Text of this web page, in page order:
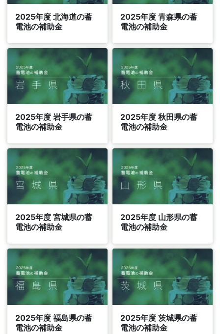
2025年度 北海道の蓄
電池の補助金
2025年度 青森県の蓄
電池の補助金
2025年度 岩手県の蓄
電池の補助金
2025年度 秋田県の蓄
電池の補助金
2025年度 宮城県の蓄
電池の補助金
2025年度 山形県の蓄
電池の補助金
2025年度 福島県の蓄
電池の補助金
2025年度 茨城県の蓄
電池の補助金